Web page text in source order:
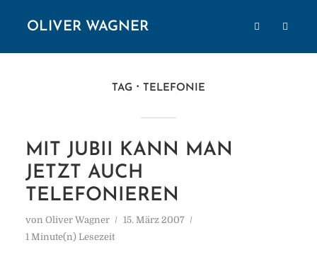
OLIVER WAGNER
TAG TELEFONIE
MIT JUBII KANN MAN
JETZT AUCH
TELEFONIEREN
von Oliver Wagner
15. März 2007
1 Minute(n) Lesezeit